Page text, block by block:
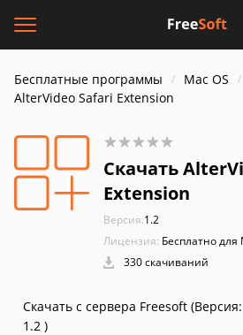
Бесплатные программы Mac OS
AlterVideo Safari Extension
Скачать
Extension
Версия:1.2
Лицензия: Бесплатно для
330 скачиваний
Скачать с сервера Freesoft (Версия:
1.2 )